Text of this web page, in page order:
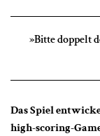
»Bitte doppelt
Das Spiel
high-scoring-